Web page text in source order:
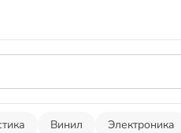
Винил Электроника